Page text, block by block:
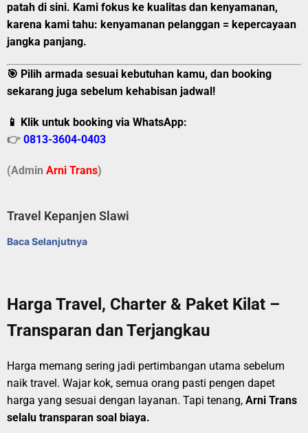
patah di sini. Kami fokus ke kualitas dan kenyamanan,
karena kami tahu: kenyamanan pelanggan = kepercayaan
jangka panjang.
🎯 Pilih armada sesuai kebutuhan kamu, dan booking
sekarang juga sebelum kehabisan jadwal!
📱 Klik untuk booking via WhatsApp:
👉 0813-3604-0403
(Admin Arni Trans)
Travel Kepanjen Slawi
Baca Selanjutnya
Harga Travel, Charter & Paket Kilat –
Transparan dan Terjangkau
Harga memang sering jadi pertimbangan utama sebelum
naik travel. Wajar kok, semua orang pasti pengen dapet
harga yang sesuai dengan layanan. Tapi tenang, Arni Trans
selalu transparan soal biaya.